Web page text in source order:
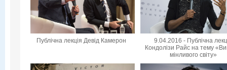
Публічна лекція Девід Камерон
9.04.2016 - Публічна
Кондолізи Райс на тему
мінливого світу»